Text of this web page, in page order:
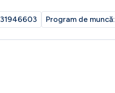
31946603 Program de muncă: